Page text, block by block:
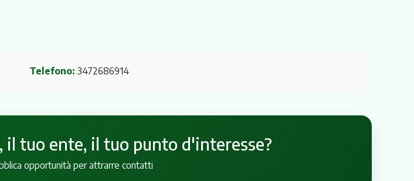
Telefono: 3472686914
il tuo ente, il tuo punto d'interesse?
opportunità per attrarre contatti